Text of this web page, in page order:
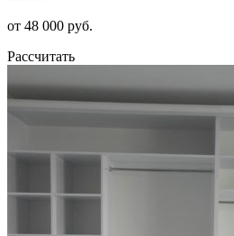
от 48 000 руб.
Рассчитать